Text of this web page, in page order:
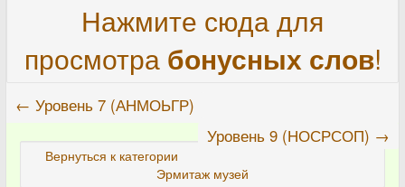
Нажмите сюда для
просмотра бонусных слов!
← Уровень 7 (АНМОЬГР)
Уровень 9 (НОСРСОП) →
Вернуться к категории
Эрмитаж музей